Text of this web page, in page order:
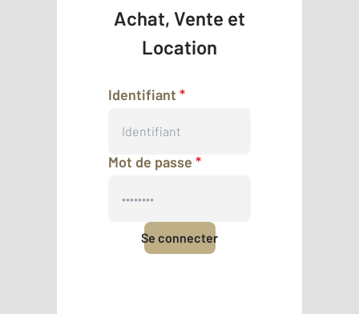
Achat, Vente et
Location
Identifiant *
Mot de passe *
Se connecter